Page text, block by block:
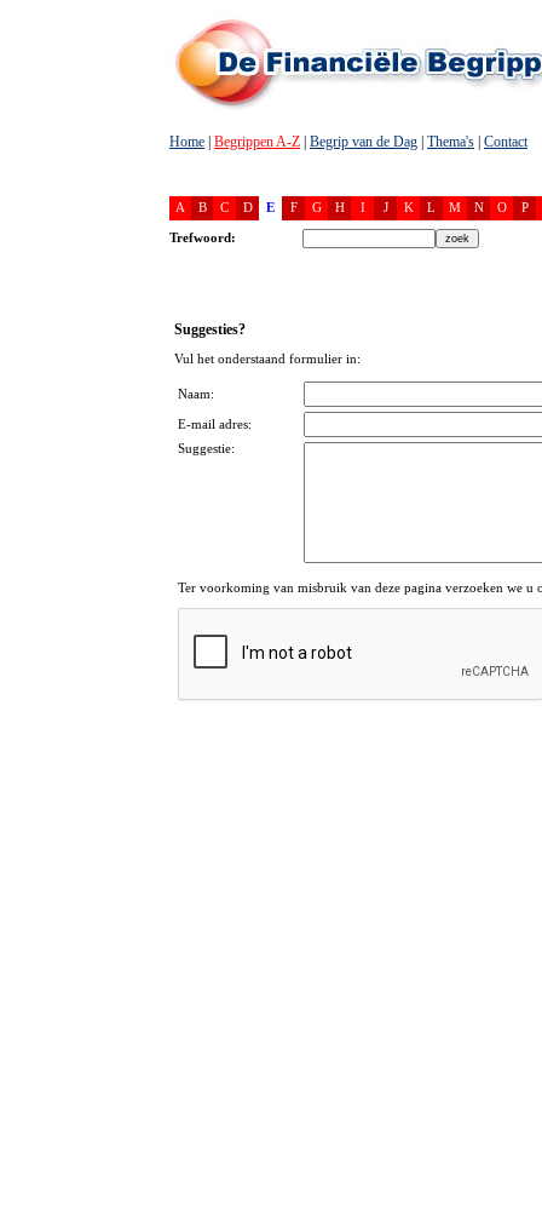
Home Begrippen A-Z Begrip van de Dag Thema's Contact
A B C D E F G H I J K L M N O P
Trefwoord:
Suggesties?
Vul het onderstaand formulier in:
Naam:
E-mail adres:
Suggestie:
Ter voorkoming van misbruik van deze pagina verzoeken we u